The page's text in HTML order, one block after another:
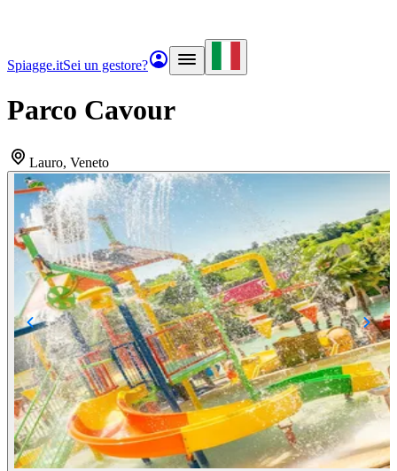
Spiagge.itSei un gestore?
Parco Cavour
Lauro, Veneto